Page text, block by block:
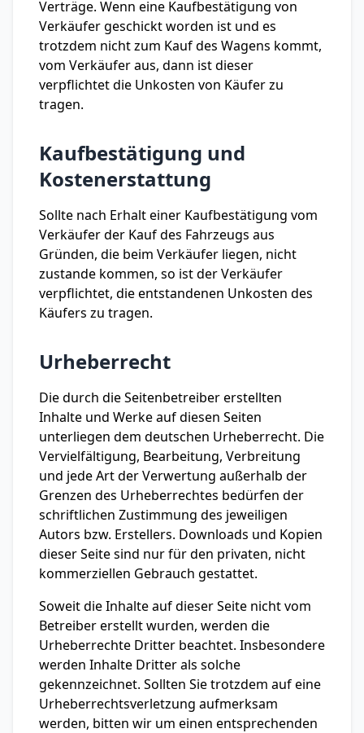
Verträge. Wenn eine Kaufbestätigung von
Verkäufer geschickt worden ist und es
trotzdem nicht zum Kauf des Wagens kommt,
vom Verkäufer aus, dann ist dieser
verpflichtet die Unkosten von Käufer zu
tragen.
Kaufbestätigung und
Kostenerstattung
Sollte nach Erhalt einer Kaufbestätigung vom
Verkäufer der Kauf des Fahrzeugs aus
Gründen, die beim Verkäufer liegen, nicht
zustande kommen, so ist der Verkäufer
verpflichtet, die entstandenen Unkosten des
Käufers zu tragen.
Urheberrecht
Die durch die Seitenbetreiber erstellten
Inhalte und Werke auf diesen Seiten
unterliegen dem deutschen Urheberrecht. Die
Vervielfältigung, Bearbeitung, Verbreitung
und jede Art der Verwertung außerhalb der
Grenzen des Urheberrechtes bedürfen der
schriftlichen Zustimmung des jeweiligen
Autors bzw. Erstellers. Downloads und Kopien
dieser Seite sind nur für den privaten, nicht
kommerziellen Gebrauch gestattet.
Soweit die Inhalte auf dieser Seite nicht vom
Betreiber erstellt wurden, werden die
Urheberrechte Dritter beachtet. Insbesondere
werden Inhalte Dritter als solche
gekennzeichnet. Sollten Sie trotzdem auf eine
Urheberrechtsverletzung aufmerksam
werden, bitten wir um einen entsprechenden